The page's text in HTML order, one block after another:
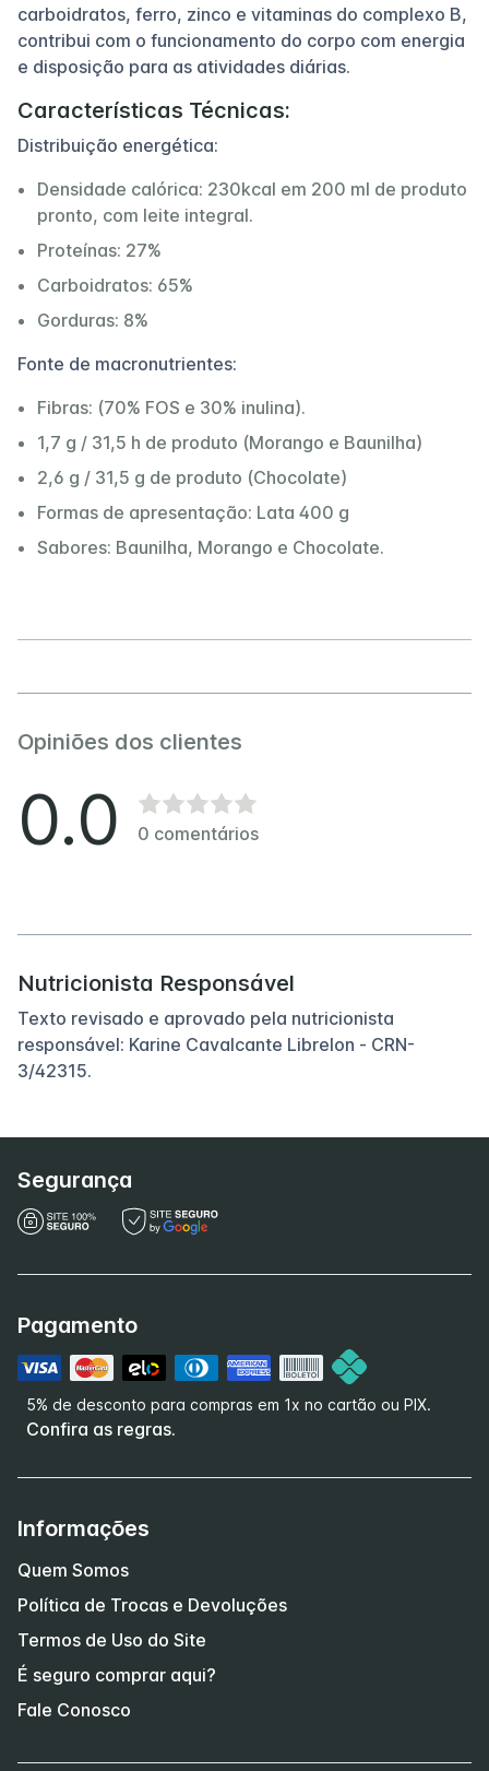
carboidratos, ferro, zinco e vitaminas do complexo B,
contribui com o funcionamento do corpo com energia
e disposição para as atividades diárias.
Características Técnicas:
Distribuição energética:
Densidade calórica: 230kcal em 200 ml de produto
pronto, com leite integral.
Proteínas: 27%
Carboidratos: 65%
Gorduras: 8%
Fonte de macronutrientes:
Fibras: (70% FOS e 30% inulina).
1,7 g / 31,5 h de produto (Morango e Baunilha)
2,6 g / 31,5 g de produto (Chocolate)
Formas de apresentação: Lata 400 g
Sabores: Baunilha, Morango e Chocolate.
Opiniões dos clientes
0.0 0 comentários
Nutricionista Responsável
Texto revisado e aprovado pela nutricionista
responsável: Karine Cavalcante Librelon - CRN-
3/42315.
Segurança
Pagamento
5% de desconto para compras em 1x no cartão ou PIX.
Confira as regras.
Informações
Quem Somos
Política de Trocas e Devoluções
Termos de Uso do Site
É seguro comprar aqui?
Fale Conosco